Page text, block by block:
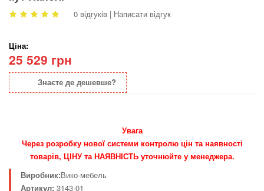
0 відгуків | Написати відгук
Ціна:
25 529 грн
Знаєте де дешевше?
Увага
Через розробку нової системи контролю цін та наявності
товарів, ЦІНУ та НАЯВНІСТЬ уточнюйте у менеджера.
Виробник:Вико-мебель
Артикул: 3143-01